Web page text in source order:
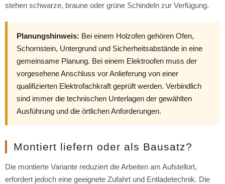
stehen schwarze, braune oder grüne Schindeln zur Verfügung.
Planungshinweis: Bei einem Holzofen gehören Ofen,
Schornstein, Untergrund und Sicherheitsabstände in eine
gemeinsame Planung. Bei einem Elektroofen muss der
vorgesehene Anschluss vor Anlieferung von einer
qualifizierten Elektrofachkraft geprüft werden. Verbindlich
sind immer die technischen Unterlagen der gewählten
Ausführung und die örtlichen Anforderungen.
Montiert liefern oder als Bausatz?
Die montierte Variante reduziert die Arbeiten am Aufstellort,
erfordert jedoch eine geeignete Zufahrt und Entladetechnik. Die